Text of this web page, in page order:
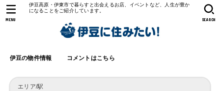
伊豆高原・伊東市で暮らすと出会えるお店、イベントなど、人生が豊か
になることをご紹介しています。
伊豆の物件情報 コメントはこちら
SEARCH
MENU
エリア/駅